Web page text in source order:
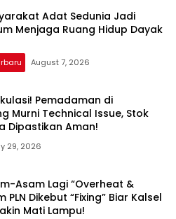
Adat Sedunia Jadi
Menjaga Ruang Hidup Dayak
August 7, 2026
Pemadaman di
Murni Technical Issue, Stok
Dipastikan Aman!
29, 2026
Asam Lagi “Overheat &
PLN Dikebut “Fixing” Biar Kalsel
Mati Lampu!